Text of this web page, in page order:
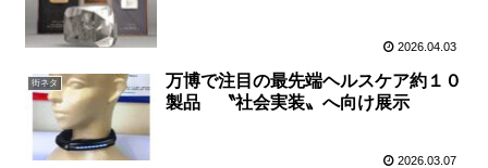
2026.04.03
街ネタ
万博で注目の最先端ヘルスケア約１０
製品 〝社会実装〟へ向け展示
2026.03.07